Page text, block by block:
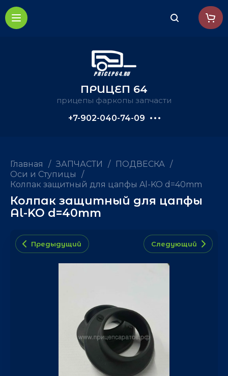
ПРИЦЕП 64
прицепы фаркопы запчасти
+7-902-040-74-09
Главная / ЗАПЧАСТИ / ПОДВЕСКА /
Оси и Ступицы
/
Колпак защитный для цапфы Al-KO d=40mm
Колпак защитный для цапфы
Al-KO d=40mm
Предыдущий Следующий